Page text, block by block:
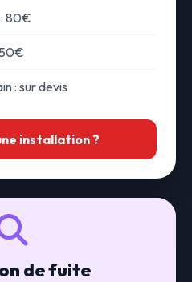
80€
: sur devis
installation ?
de fuite